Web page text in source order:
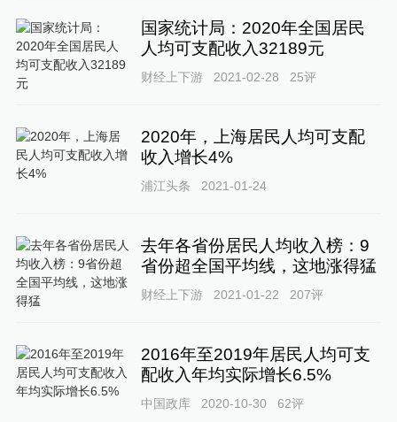
国家统计局：2020年全国居民
人均可支配收入32189元
财经上下游 2021-02-28 25评
2020年，上海居民人均可支配
收入增长4%
浦江头条 2021-01-24
去年各省份居民人均收入榜：9
省份超全国平均线，这地涨得猛
财经上下游 2021-01-22 207评
2016年至2019年居民人均可支
配收入年均实际增长6.5%
中国政库 2020-10-30 62评